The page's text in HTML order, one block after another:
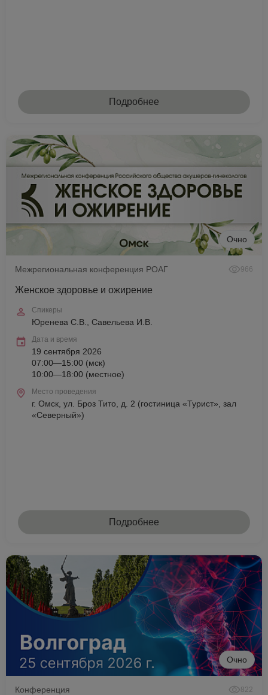
Подробнее
Очно
Межрегиональная конференция РОАГ 966
Женское здоровье и ожирение
Спикеры
Юренева С.В., Савельева И.В.
Дата и время
19 сентября 2026
07:00—15:00 (мск)
10:00—18:00 (местное)
Место проведения
г. Омск, ул. Броз Тито, д. 2 (гостиница «Турист», зал
«Северный»)
Подробнее
Очно
Конференция 822